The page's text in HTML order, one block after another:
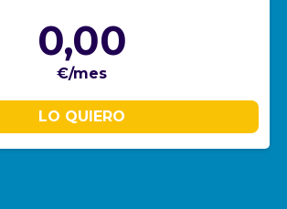
0,00
€/mes
LO QUIERO